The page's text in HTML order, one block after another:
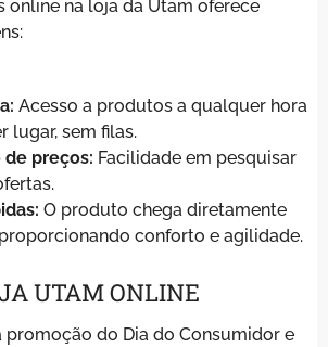
online na loja da Utam oferece
Acesso a produtos a qualquer hora
lugar, sem filas.
de preços: Facilidade em pesquisar
O produto chega diretamente
conforto e agilidade.
UTAM ONLINE
promoção do Dia do Consumidor e